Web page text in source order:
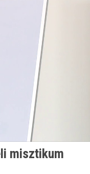
misztikum